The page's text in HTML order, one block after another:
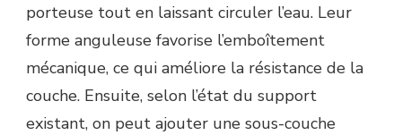
porteuse tout en laissant circuler l’eau. Leur
forme anguleuse favorise l’emboîtement
mécanique, ce qui améliore la résistance de la
couche. Ensuite, selon l’état du support
existant, on peut ajouter une sous-couche